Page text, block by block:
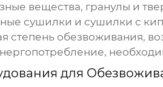
вещества, гранулы и
сушилки и сушилки с
степень обезвоживания,
для